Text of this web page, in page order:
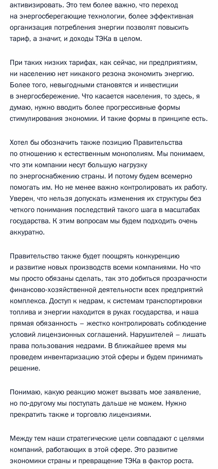
активизировать. Это тем более важно, что переход
на энергосберегающие технологии, более эффективная
организация потребления энергии позволят повысить
тариф, а значит, и доходы ТЭКа в целом.
При таких низких тарифах, как сейчас, ни предприятиям,
ни населению нет никакого резона экономить энергию.
Более того, невыгодными становятся и инвестиции
в энергосбережение. Что касается населения, то здесь, я
думаю, нужно вводить более прогрессивные формы
стимулирования экономии. И такие формы в принципе есть.
Хотел бы обозначить также позицию Правительства
по отношению к естественным монополиям. Мы понимаем,
что эти компании несут большую нагрузку
по энергоснабжению страны. И потому будем всемерно
помогать им. Но не менее важно контролировать их работу.
Уверен, что нельзя допускать изменения их структуры без
четкого понимания последствий такого шага в масштабах
государства. К этим вопросам мы будем подходить очень
аккуратно.
Правительство также будет поощрять конкуренцию
и развитие новых производств всеми компаниями. Но что
мы просто обязаны сделать, так это добиться прозрачности
финансово-хозяйственной деятельности всех предприятий
комплекса. Доступ к недрам, к системам транспортировки
топлива и энергии находится в руках государства, и наша
прямая обязанность – жестко контролировать соблюдение
условий лицензионных соглашений. Нарушителей – лишать
права пользования недрами. В ближайшее время мы
проведем инвентаризацию этой сферы и будем принимать
решение.
Понимаю, какую реакцию может вызвать мое заявление,
но по‑другому мы поступать дальше не можем. Нужно
прекратить также и торговлю лицензиями.
Между тем наши стратегические цели совпадают с целями
компаний, работающих в этой сфере. Это развитие
экономики страны и превращение ТЭКа в фактор роста.